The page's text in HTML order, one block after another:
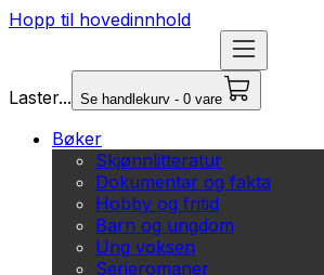
Hopp til hovedinnhold
Laster... Se handlekurv - 0 vare
Bøker
Skjønnlitteratur
Dokumentar og fakta
Hobby og fritid
Barn og ungdom
Ung voksen
Serieromaner